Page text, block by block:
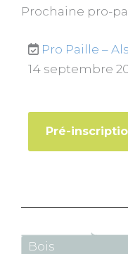
Prochaine pro-
Pro Paille –
14 septembre
Pré-
Bois